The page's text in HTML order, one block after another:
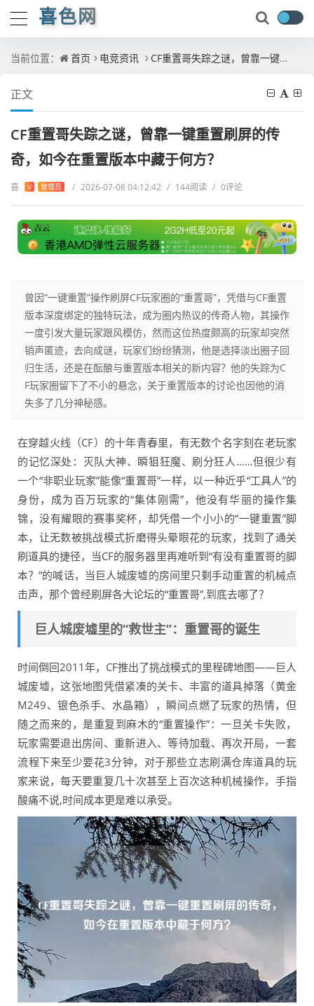
喜色网
当前位置： 首页 电竞资讯 CF重置哥失踪之谜，曾靠一键重置刷屏的传奇，如今在重置版本中藏于何方？
正文
CF重置哥失踪之谜，曾靠一键重置刷屏的传
奇，如今在重置版本中藏于何方？
喜 V 管理员 / 2026-07-08 04:12:42 / 144阅读 / 0评论
曾因“一键重置”操作刷屏CF玩家圈的“重置哥”，凭借与CF重置
版本深度绑定的独特玩法，成为圈内热议的传奇人物，其操作
一度引发大量玩家跟风模仿，然而这位热度颇高的玩家却突然
销声匿迹，去向成谜，玩家们纷纷猜测，他是选择淡出圈子回
归生活，还是在酝酿与重置版本相关的新内容？他的失踪为C
F玩家圈留下了不小的悬念，关于重置版本的讨论也因他的消
失多了几分神秘感。
在穿越火线（CF）的十年青春里，有无数个名字刻在老玩家
的记忆深处：灭队大神、瞬狙狂魔、刷分狂人……但很少有
一个“非职业玩家”能像“重置哥”一样，以一种近乎“工具人”的
身份，成为百万玩家的“集体刚需”，他没有华丽的操作集
锦，没有耀眼的赛事奖杯，却凭借一个小小的“一键重置”脚
本，让无数被挑战模式折磨得头晕眼花的玩家，找到了通关
刷道具的捷径，当CF的服务器里再难听到“有没有重置哥的脚
本？”的喊话，当巨人城废墟的房间里只剩手动重置的机械点
击声，那个曾经刷屏各大论坛的“重置哥”,到底去哪了？
巨人城废墟里的“救世主”：重置哥的诞生
时间倒回2011年，CF推出了挑战模式的里程碑地图——巨人
城废墟，这张地图凭借紧凑的关卡、丰富的道具掉落（黄金
M249、银色杀手、水晶箱），瞬间点燃了玩家的热情，但
随之而来的，是重复到麻木的“重置操作”：一旦关卡失败，
玩家需要退出房间、重新进入、等待加载、再次开局，一套
流程下来至少要花3分钟，对于那些立志刷满仓库道具的玩
家来说，每天要重复几十次甚至上百次这种机械操作，手指
酸痛不说,时间成本更是难以承受。